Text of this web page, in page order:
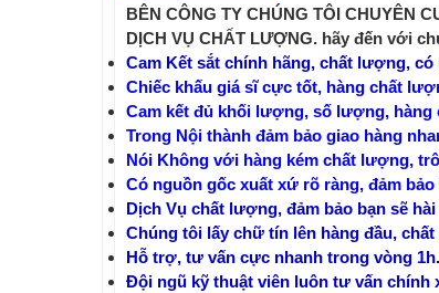
BÊN CÔNG TY CHÚNG TÔI CHUYÊN
DỊCH VỤ CHẤT LƯỢNG. hãy đến với
Cam Kết sắt chính hãng, chất lượng,
Chiếc khấu giá sĩ cực tốt, hàng chất
Cam kết đủ khối lượng, số lượng,
Trong Nội thành đảm bảo giao hàng
Nói Không với hàng kém chất lượng,
Có nguồn gốc xuất xứ rõ ràng, đảm
Dịch Vụ chất lượng, đảm bảo bạn sẽ
Chúng tôi lấy chữ tín lên hàng đầu,
Hỗ trợ, tư vấn cực nhanh trong vòng 1h.
Đội ngũ kỹ thuật viên luôn tư vấn chính